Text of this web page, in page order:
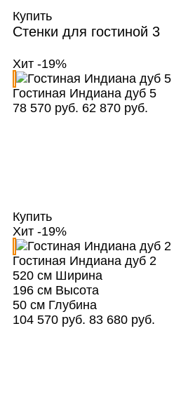
Купить
Стенки для гостиной 3
Хит -19%
Гостиная Индиана дуб 5
78 570 руб. 62 870 руб.
Купить
Хит -19%
Гостиная Индиана дуб 2
520 смШирина
196 смВысота
50 смГлубина
104 570 руб. 83 680 руб.